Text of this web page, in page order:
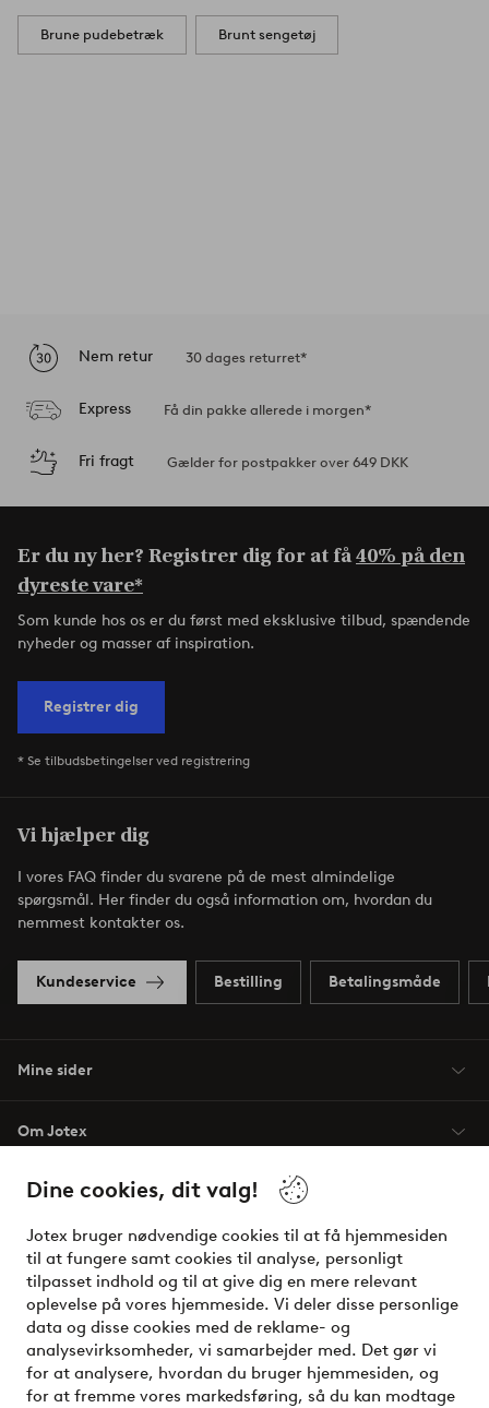
Dine cookies, dit valg!
Jotex bruger nødvendige cookies til at få hjemmesiden
til at fungere samt cookies til analyse, personligt
tilpasset indhold og til at give dig en mere relevant
oplevelse på vores hjemmeside. Vi deler disse personlige
data og disse cookies med de reklame- og
analysevirksomheder, vi samarbejder med. Det gør vi
for at analysere, hvordan du bruger hjemmesiden, og
for at fremme vores markedsføring, så du kan modtage
Brune pudebetræk Brunt sengetøj
Nem retur 30 dages returret*
Express Få din pakke allerede i morgen*
Fri fragt Gælder for postpakker over 649 DKK
Er du ny her? Registrer dig for at få40% på den
dyreste vare*
Som kunde hos os er du først med eksklusive tilbud, spændende
nyheder og masser af inspiration.
Registrer dig
* Se tilbudsbetingelser ved registrering
Vi hjælper dig
I vores FAQ finder du svarene på de mest almindelige
spørgsmål. Her finder du også information om, hvordan du
nemmest kontakter os.
Kundeservice Bestilling Betalingsmåde
Mine sider
Om Jotex
Vilkår
Venner
Sikre betalinger - betal nu eller del op
Vil du vide mere om vores betalingsmuligheder?